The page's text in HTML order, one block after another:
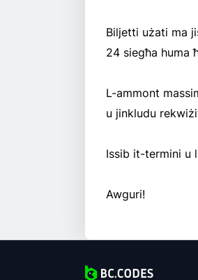
Biljetti użati ma
24 siegħa huma
L-ammont
u jinkludu
Issib it-termini u
Awguri!